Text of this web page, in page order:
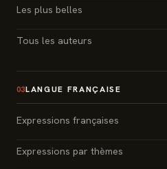
Les plus belles
Tous les auteurs
03LANGUE FRANÇAISE
Expressions françaises
Expressions par thèmes